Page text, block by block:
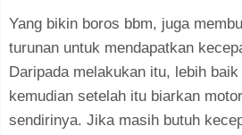
Yang bikin boros bbm, juga
turunan untuk mendapatkan
Daripada melakukan itu, lebih
kemudian setelah itu biarkan
sendirinya. Jika masih butuh